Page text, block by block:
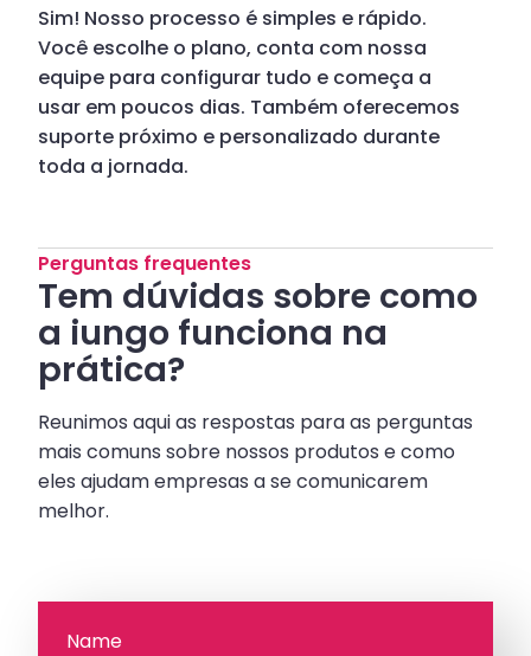
Perguntas frequentes
Tem dúvidas sobre como
a iungo funciona na
prática?
Reunimos aqui as respostas para as perguntas
mais comuns sobre nossos produtos e como
eles ajudam empresas a se comunicarem
melhor.
Sim! Nosso processo é simples e rápido.
Você escolhe o plano, conta com nossa
equipe para configurar tudo e começa a
usar em poucos dias. Também oferecemos
suporte próximo e personalizado durante
toda a jornada.
Name